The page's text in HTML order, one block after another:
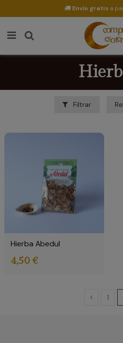
Envío gratis a
Filtrar
Hierba Abedul
4,50 €
1